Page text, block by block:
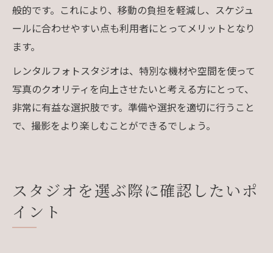
般的です。これにより、移動の負担を軽減し、スケジュ
ールに合わせやすい点も利用者にとってメリットとなり
ます。
レンタルフォトスタジオは、特別な機材や空間を使って
写真のクオリティを向上させたいと考える方にとって、
非常に有益な選択肢です。準備や選択を適切に行うこと
で、撮影をより楽しむことができるでしょう。
スタジオを選ぶ際に確認したいポ
イント